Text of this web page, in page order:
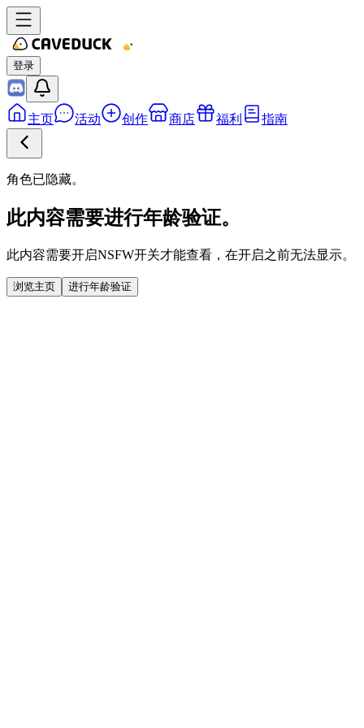
登录
主页 活动 创作 商店 福利 指南
角色已隐藏。
此内容需要进行年龄验证。
此内容需要开启NSFW开关才能查看，在开启之前无法显示。
浏览主页 进行年龄验证